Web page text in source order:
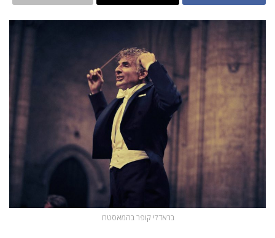
בראדלי קופר בהמאסטרו